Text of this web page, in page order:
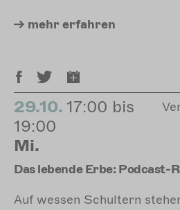
mehr erfahren
29.10. 17:00 bis
19:00
Mi.
Das lebende Erbe: Podcast-
Auf wessen Schultern